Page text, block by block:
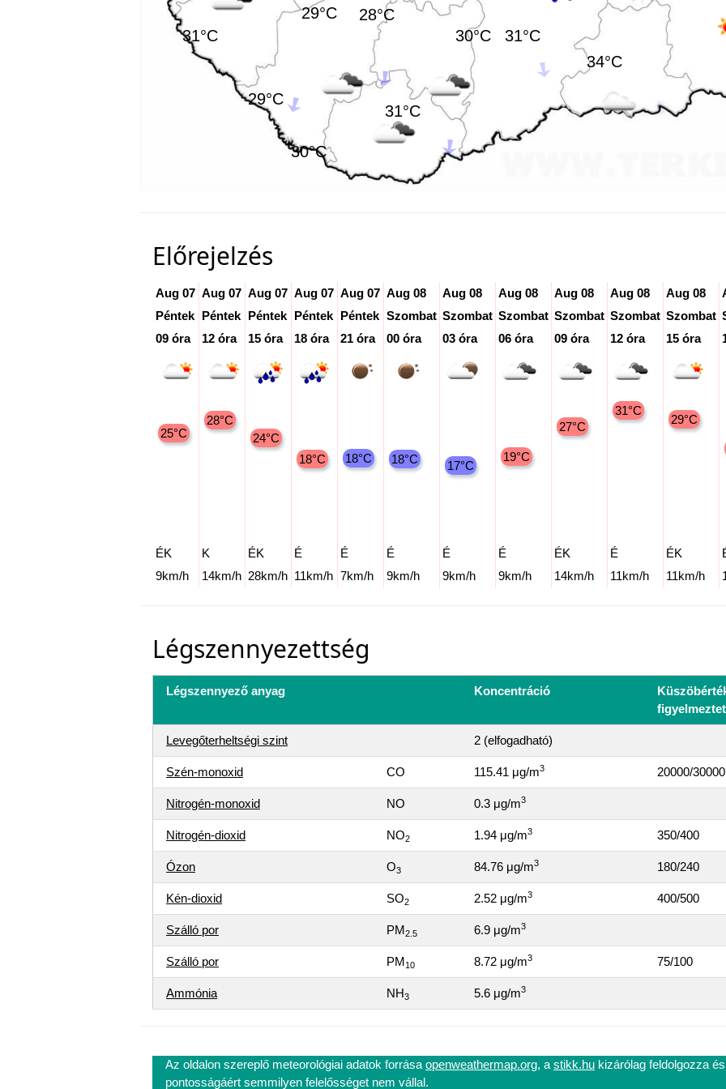
31°C
31°C
34°C
30°C
29°C
29°C
28°C
30°C
31°C
Előrejelzés
Aug 07
Péntek
09 óra
25°C
ÉK
9km/h
Aug 07
Péntek
12 óra
28°C
K
14km/h
Aug 07
Péntek
15 óra
24°C
ÉK
28km/h
Aug 07
Péntek
18 óra
18°C
É
11km/h
Aug 07
Péntek
21 óra
18°C
É
7km/h
Aug 08
Szombat
00 óra
18°C
É
9km/h
Aug 08
Szombat
03 óra
17°C
É
9km/h
Aug 08
Szombat
06 óra
19°C
É
9km/h
Aug 08
Szombat
09 óra
27°C
ÉK
14km/h
Aug 08
Szombat
12 óra
31°C
É
11km/h
Aug 08
Szombat
15 óra
29°C
ÉK
11km/h
Légszennyezettség
Légszennyező anyag Koncentráció
Levegőterheltségi szint 2 (elfogadható)
Szén-monoxid CO 115.41 μg/m3 20000/30000
Nitrogén-monoxid NO 0.3 μg/m3
Nitrogén-dioxid NO2 1.94 μg/m3 350/400
Ózon O3 84.76 μg/m3 180/240
Kén-dioxid SO2 2.52 μg/m3 400/500
Szálló por PM2.5 6.9 μg/m3
Szálló por PM10 8.72 μg/m3 75/100
Ammónia NH3 5.6 μg/m3
Az oldalon szereplő meteorológiai adatok forrása openweathermap.org, a stikk.hu kizárólag feldolgozza
pontosságáért semmilyen felelősséget nem vállal.